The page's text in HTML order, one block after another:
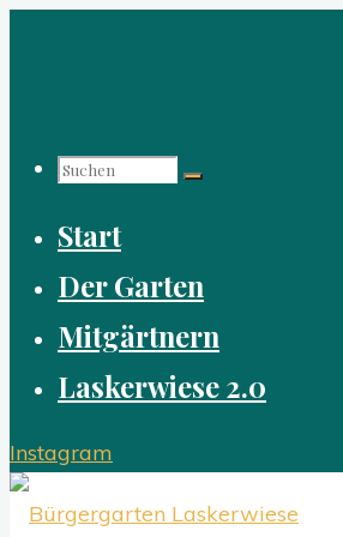
Suchen
nach:
Start
Der Garten
Mitgärtnern
Laskerwiese 2.0
Instagram